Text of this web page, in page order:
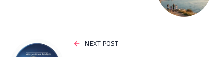
NEXT POST